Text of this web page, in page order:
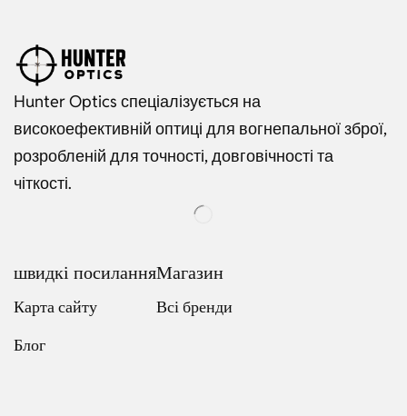
Hunter Optics спеціалізується на
високоефективній оптиці для вогнепальної зброї,
розробленій для точності, довговічності та
чіткості.
швидкі посилання
Карта сайту
Блог
Магазин
Всі бренди